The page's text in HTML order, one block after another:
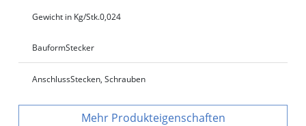
Gewicht in Kg/Stk.0,024
BauformStecker
AnschlussStecken, Schrauben
Produkteigenschaften